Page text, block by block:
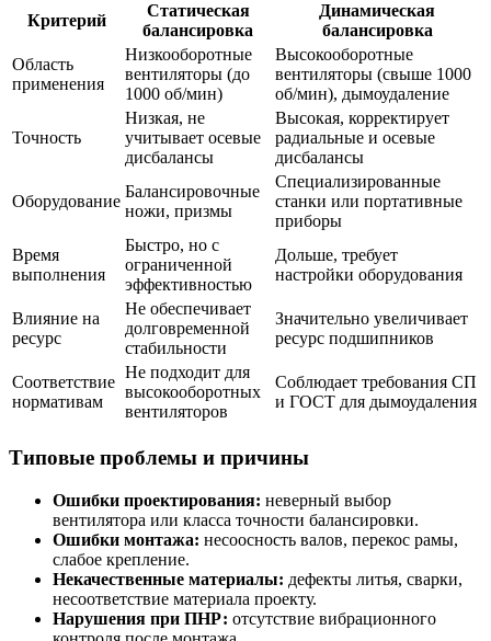
Критерий
Статическая
балансировка
Динамическая
балансировка
Область
применения
Низкооборотные
вентиляторы (до
1000 об/мин)
Высокооборотные
вентиляторы (свыше 1000
об/мин), дымоудаление
Точность
Низкая, не
учитывает осевые
дисбалансы
Высокая, корректирует
радиальные и осевые
дисбалансы
Оборудование
Балансировочные
ножи, призмы
Специализированные
станки или портативные
приборы
Время
выполнения
Быстро, но с
ограниченной
эффективностью
Дольше, требует
настройки оборудования
Влияние на
ресурс
Не обеспечивает
долговременной
стабильности
Значительно увеличивает
ресурс подшипников
Соответствие
нормативам
Не подходит для
высокооборотных
вентиляторов
Соблюдает требования СП
и ГОСТ для дымоудаления
Типовые проблемы и причины
Ошибки проектирования: неверный выбор
вентилятора или класса точности балансировки.
Ошибки монтажа: несоосность валов, перекос рамы,
слабое крепление.
Некачественные материалы: дефекты литья, сварки,
несоответствие материала проекту.
Нарушения при ПНР: отсутствие вибрационного